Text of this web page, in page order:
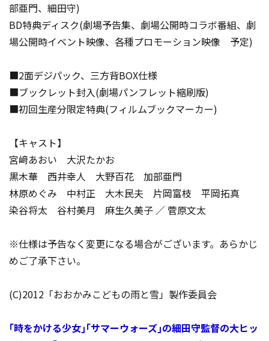
部亜門、細田守)
BD特典ディスク(劇場予告集、劇場公開時コラボ番組、劇
場公開時イベント映像、各種プロモーション映像 予定)
■2面デジパック、三方背BOX仕様
■ブックレット封入(劇場パンフレット縮刷版)
■初回生産分限定特典(フィルムブックマーカー)
【キャスト】
宮﨑あおい 大沢たかお
黒木華 西井幸人 大野百花 加部亜門
林原めぐみ 中村正 大木民夫 片岡富枝 平岡拓真
染谷将太 谷村美月 麻生久美子 ／ 菅原文太
※仕様は予告なく変更になる場合がございます。あらかじ
めご了承下さい。
(C)2012「おおかみこどもの雨と雪」製作委員会
｢時をかける少女｣｢サマーウォーズ｣の細田守監督の大ヒッ